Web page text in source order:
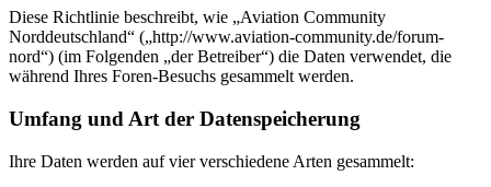
Diese Richtlinie beschreibt, wie „Aviation Community
Norddeutschland“ („http://www.aviation-community.de/forum-
nord“) (im Folgenden „der Betreiber“) die Daten verwendet, die
während Ihres Foren-Besuchs gesammelt werden.
Umfang und Art der Datenspeicherung
Ihre Daten werden auf vier verschiedene Arten gesammelt: